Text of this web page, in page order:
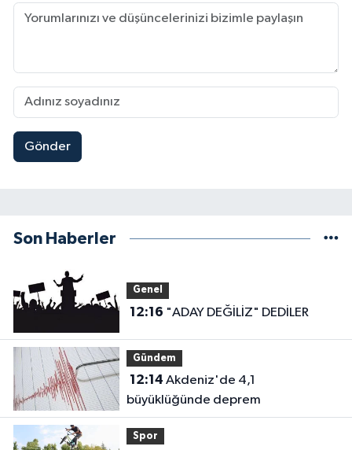
Gönder
Son Haberler
Genel
12:16 "ADAY DEĞİLİZ" DEDİLER
Gündem
12:14
büyüklüğünde deprem
Spor